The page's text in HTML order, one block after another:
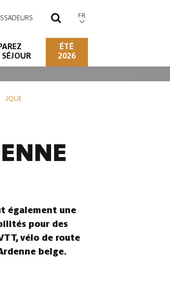
RECHERCHER
FR
ÉTÉ
2026
EN
également une
pour des
vélo de route
belge.